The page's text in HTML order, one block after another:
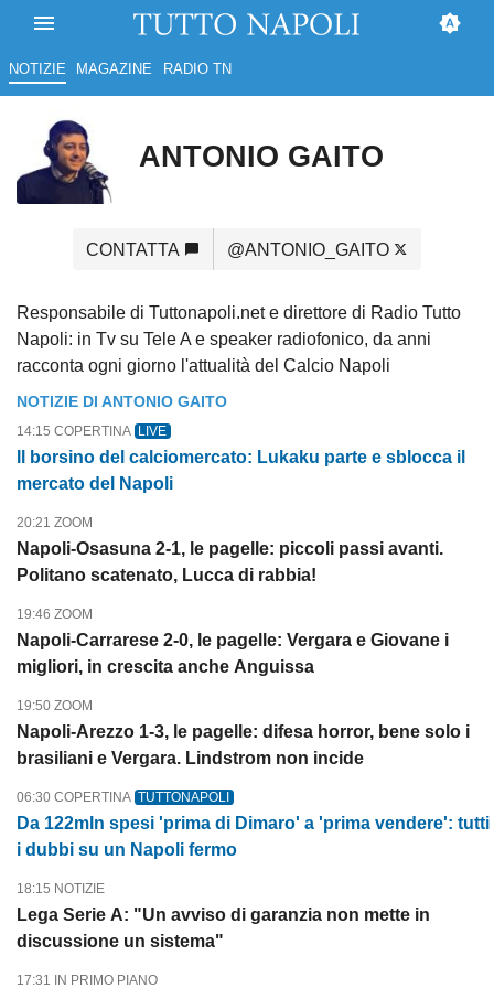
NOTIZIE MAGAZINE RADIO TN
ANTONIO GAITO
CONTATTA @ANTONIO_GAITO
Responsabile di Tuttonapoli.net e direttore di Radio Tutto
Napoli: in Tv su Tele A e speaker radiofonico, da anni
racconta ogni giorno l'attualità del Calcio Napoli
NOTIZIE DI ANTONIO GAITO
14:15 COPERTINA LIVE
Il borsino del calciomercato: Lukaku parte e sblocca il
mercato del Napoli
20:21 ZOOM
Napoli-Osasuna 2-1, le pagelle: piccoli passi avanti.
Politano scatenato, Lucca di rabbia!
19:46 ZOOM
Napoli-Carrarese 2-0, le pagelle: Vergara e Giovane i
migliori, in crescita anche Anguissa
19:50 ZOOM
Napoli-Arezzo 1-3, le pagelle: difesa horror, bene solo i
brasiliani e Vergara. Lindstrom non incide
06:30 COPERTINA TUTTONAPOLI
Da 122mln spesi 'prima di Dimaro' a 'prima vendere': tutti
i dubbi su un Napoli fermo
18:15 NOTIZIE
Lega Serie A: "Un avviso di garanzia non mette in
discussione un sistema"
17:31 IN PRIMO PIANO